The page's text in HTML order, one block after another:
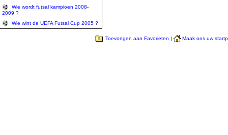
Wie wordt futsal kampioen 2008-
2009 ?
Wie wint de UEFA Futsal Cup 2005 ?
Toevoegen aan Favorieten | Maak ons uw